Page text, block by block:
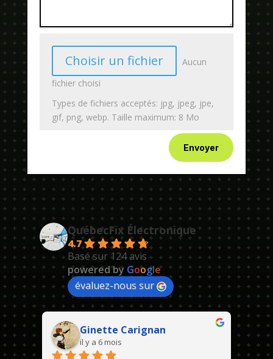
Choisir un fichier
Aucun
fichier choisi
Types de fichiers acceptés: jpg, jpeg, jpe,
gif, png, webp. Taille maximum: 8 Mo
Envoyer
QuébecFix Électronique
4.7
Basé sur 124 avis
powered by Google
évaluez-nous sur
Ginette Carignan
il y a 6 mois